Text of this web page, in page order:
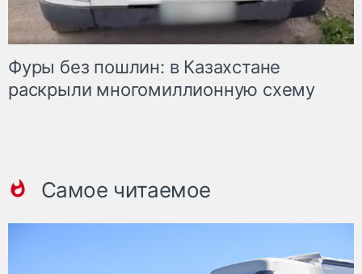
Фуры без пошлин: в Казахстане
раскрыли многомиллионную схему
Самое читаемое